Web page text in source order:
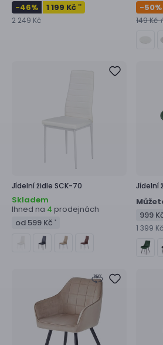
-46% 1 199 Kč **
2 249 Kč
-50%
149 Kč
Jídelní židle SCK-70
Skladem
Ihned na 4 prodejnách
od 599 Kč *
Jídelní
999
1 399 Kč